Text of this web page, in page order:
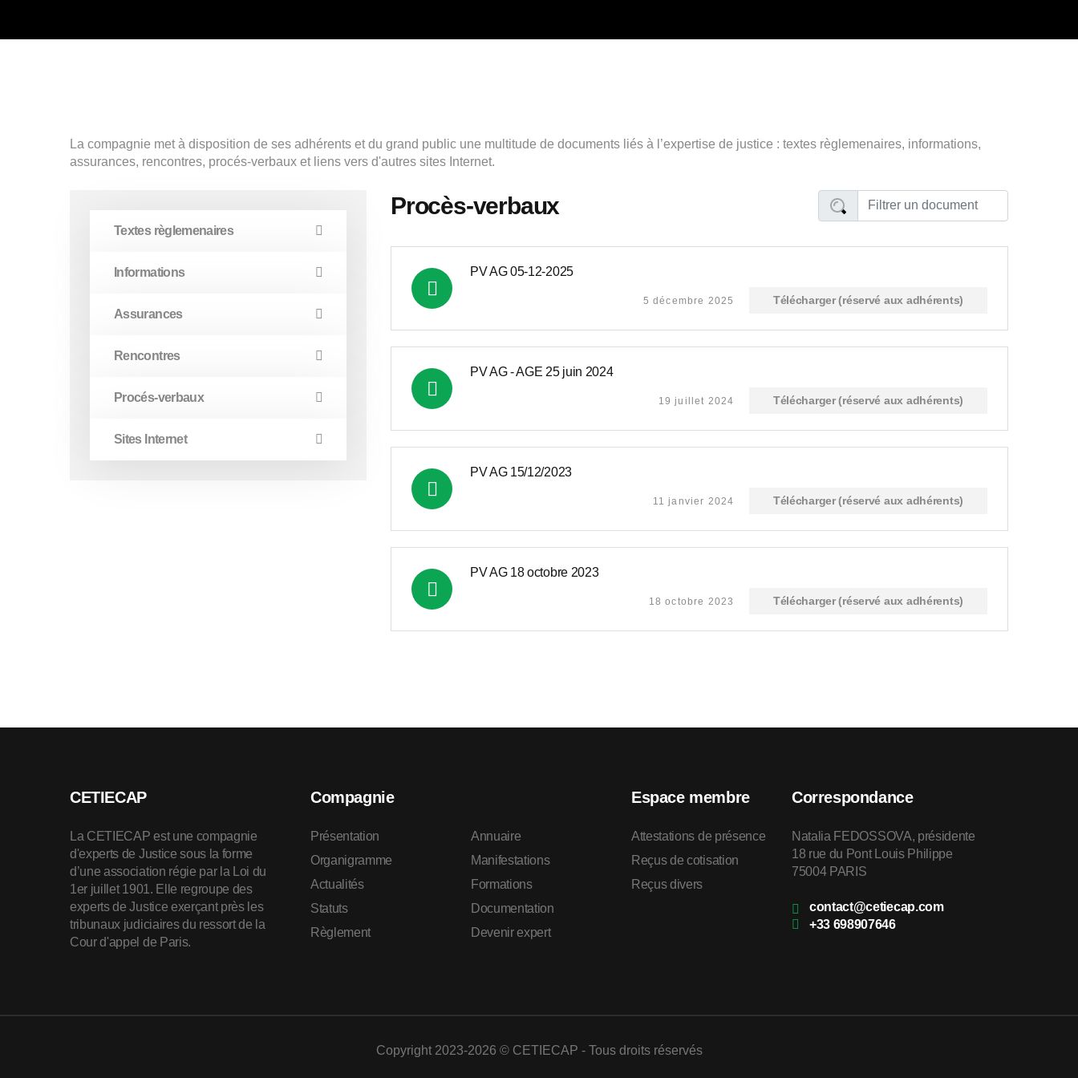
La compagnie met à disposition de ses adhérents et du grand public une multitude de documents liés à l’expertise de justice : textes règlemenaires, informations,
assurances, rencontres, procés-verbaux et liens vers d'autres sites Internet.
Textes règlemenaires
Informations
Assurances
Rencontres
Procés-verbaux
Sites Internet
Procès-verbaux
PV AG 05-12-2025
5 décembre 2025 Télécharger (réservé aux adhérents)
PV AG - AGE 25 juin 2024
19 juillet 2024 Télécharger (réservé aux adhérents)
PV AG 15/12/2023
11 janvier 2024 Télécharger (réservé aux adhérents)
PV AG 18 octobre 2023
18 octobre 2023 Télécharger (réservé aux adhérents)
CETIECAP
La CETIECAP est une compagnie
d'experts de Justice sous la forme
d’une association régie par la Loi du
1er juillet 1901. Elle regroupe des
experts de Justice exerçant près les
tribunaux judiciaires du ressort de la
Cour d'appel de Paris.
Compagnie
Présentation
Organigramme
Actualités
Statuts
Règlement
Annuaire
Manifestations
Formations
Documentation
Devenir expert
Espace membre
Attestations de présence
Reçus de cotisation
Reçus divers
Correspondance
Natalia FEDOSSOVA, présidente
18 rue du Pont Louis Philippe
75004 PARIS
contact@cetiecap.com
+33 698907646
Copyright 2023-2026 © CETIECAP - Tous droits réservés